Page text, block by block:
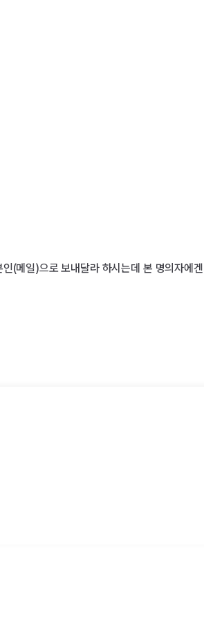
(메일)으로 보내달라 하시는데 본 명의자에겐